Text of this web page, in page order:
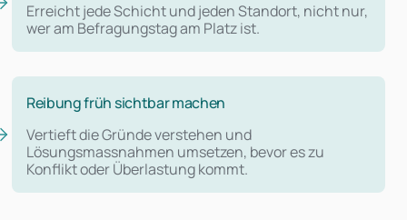
Erreicht jede Schicht und jeden Standort, nicht nur,
wer am Befragungstag am Platz ist.
Reibung früh sichtbar machen
Vertieft die Gründe verstehen und
Lösungsmassnahmen umsetzen, bevor es zu
Konflikt oder Überlastung kommt.